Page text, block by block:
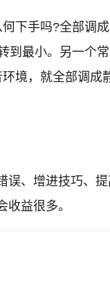
下手吗?全部调
到最小。另一个
境，就全部调成
误、增进技巧、
益很多。